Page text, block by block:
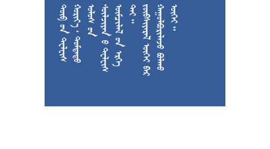

































































  






































 